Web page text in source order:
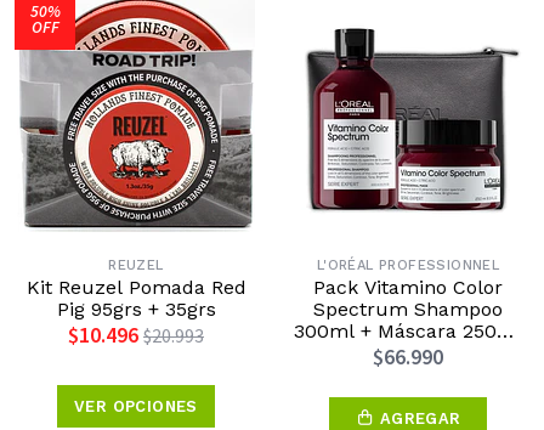
50%
OFF
REUZEL
Kit Reuzel Pomada Red
Pig 95grs + 35grs
$10.496 $20.993
VER OPCIONES
L'ORÉAL PROFESSIONNEL
Pack Vitamino Color
Spectrum Shampoo
300ml + Máscara 250ml
L’Oréal Professionnel
Edición Día de la Madre
2026
$66.990
AGREGAR